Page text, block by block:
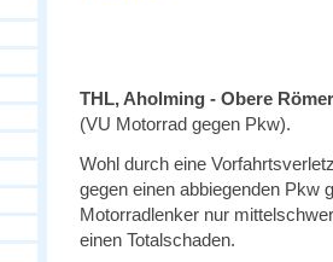
THL, Aholming - Obere
(VU Motorrad gegen Pkw).
Wohl durch eine
gegen einen abbiegenden Pkw
Motorradlenker nur
einen Totalschaden.